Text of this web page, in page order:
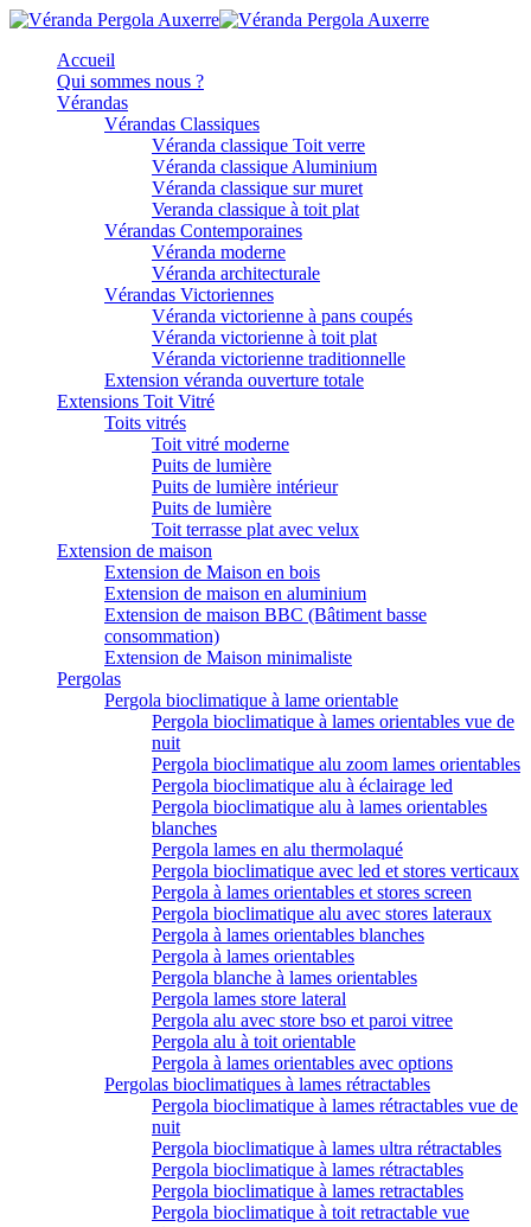
Accueil
Qui sommes nous ?
Vérandas
Vérandas Classiques
Véranda classique Toit verre
Véranda classique Aluminium
Véranda classique sur muret
Veranda classique à toit plat
Vérandas Contemporaines
Véranda moderne
Véranda architecturale
Vérandas Victoriennes
Véranda victorienne à pans coupés
Véranda victorienne à toit plat
Véranda victorienne traditionnelle
Extension véranda ouverture totale
Extensions Toit Vitré
Toits vitrés
Toit vitré moderne
Puits de lumière
Puits de lumière intérieur
Puits de lumière
Toit terrasse plat avec velux
Extension de maison
Extension de Maison en bois
Extension de maison en aluminium
Extension de maison BBC (Bâtiment basse
consommation)
Extension de Maison minimaliste
Pergolas
Pergola bioclimatique à lame orientable
Pergola bioclimatique à lames orientables vue de
nuit
Pergola bioclimatique alu zoom lames orientables
Pergola bioclimatique alu à éclairage led
Pergola bioclimatique alu à lames orientables
blanches
Pergola lames en alu thermolaqué
Pergola bioclimatique avec led et stores verticaux
Pergola à lames orientables et stores screen
Pergola bioclimatique alu avec stores lateraux
Pergola à lames orientables blanches
Pergola à lames orientables
Pergola blanche à lames orientables
Pergola lames store lateral
Pergola alu avec store bso et paroi vitree
Pergola alu à toit orientable
Pergola à lames orientables avec options
Pergolas bioclimatiques à lames rétractables
Pergola bioclimatique à lames rétractables vue de
nuit
Pergola bioclimatique à lames ultra rétractables
Pergola bioclimatique à lames rétractables
Pergola bioclimatique à lames retractables
Pergola bioclimatique à toit retractable vue